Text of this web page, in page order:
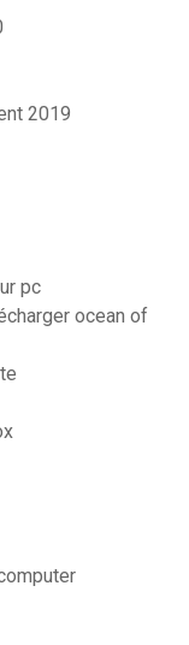
2019
pc
ocean of